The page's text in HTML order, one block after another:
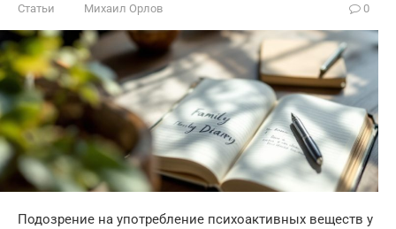
Статьи Михаил Орлов 0
Подозрение на употребление психоактивных веществ у